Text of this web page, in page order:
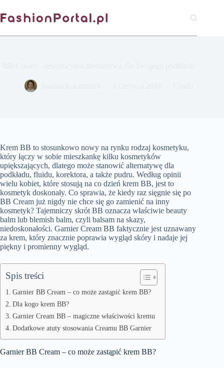
do
treści
Krem BB to stosunkowo nowy na rynku rodzaj kosmetyku,
który łączy w sobie mieszkankę kilku kosmetyków
upiększających, dlatego może stanowić alternatywę dla
podkładu, fluidu, korektora, a także pudru. Według opinii
wielu kobiet, które stosują na co dzień krem BB, jest to
kosmetyk doskonały. Co sprawia, że kiedy raz sięgnie się po
BB Cream już nigdy nie chce się go zamienić na inny
kosmetyk? Tajemniczy skrót BB oznacza właściwie beauty
balm lub blemish balm, czyli balsam na skazy,
niedoskonałości. Garnier Cream BB faktycznie jest uznawany
za krem, który znacznie poprawia wygląd skóry i nadaje jej
piękny i promienny wygląd.
Spis treści
Garnier BB Cream – co może zastąpić krem BB?
Dla kogo krem BB?
Garnier Cream BB – magiczne właściwości kremu
Dodatkowe atuty stosowania Creamu BB Garnier
Garnier BB Cream – co może zastąpić krem BB?